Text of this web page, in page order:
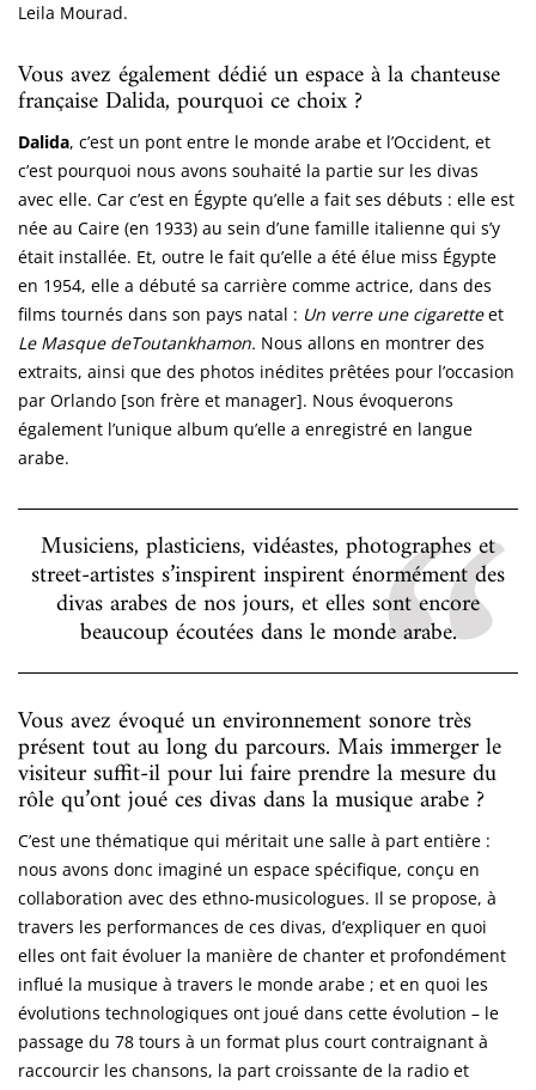
Leila Mourad.
Vous avez également dédié un espace à la chanteuse
française Dalida, pourquoi ce choix ?
Dalida, c’est un pont entre le monde arabe et l’Occident, et
c’est pourquoi nous avons souhaité la partie sur les divas
avec elle. Car c’est en Égypte qu’elle a fait ses débuts : elle est
née au Caire (en 1933) au sein d’une famille italienne qui s’y
était installée. Et, outre le fait qu’elle a été élue miss Égypte
en 1954, elle a débuté sa carrière comme actrice, dans des
films tournés dans son pays natal : Un verre une cigaretteet
Le Masque deToutankhamon. Nous allons en montrer des
extraits, ainsi que des photos inédites prêtées pour l’occasion
par Orlando [son frère et manager]. Nous évoquerons
également l’unique album qu’elle a enregistré en langue
arabe.
Musiciens, plasticiens, vidéastes, photographes et
street-artistes s’inspirent inspirent énormément des
divas arabes de nos jours, et elles sont encore
beaucoup écoutées dans le monde arabe.
Vous avez évoqué un environnement sonore très
présent tout au long du parcours. Mais immerger le
visiteur suffit-il pour lui faire prendre la mesure du
rôle qu’ont joué ces divas dans la musique arabe ?
C’est une thématique qui méritait une salle à part entière :
nous avons donc imaginé un espace spécifique, conçu en
collaboration avec des ethno-musicologues. Il se propose, à
travers les performances de ces divas, d’expliquer en quoi
elles ont fait évoluer la manière de chanter et profondément
influé la musique à travers le monde arabe ; et en quoi les
évolutions technologiques ont joué dans cette évolution – le
passage du 78 tours à un format plus court contraignant à
raccourcir les chansons, la part croissante de la radio et